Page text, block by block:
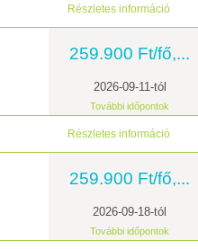
Részletes információ
259.900 Ft/fő,...
2026-09-11-tól
További időpontok
Részletes információ
259.900 Ft/fő,...
2026-09-18-tól
További időpontok